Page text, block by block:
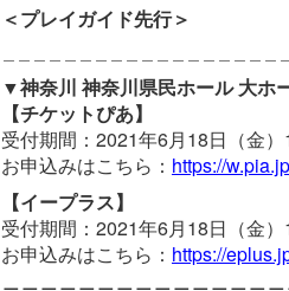
＜プレイガイド先行＞
▼神奈川 神奈川県民ホール 大ホ
【チケットぴあ】
受付期間：2021年6月18日（金
お申込みはこちら： https://
【イープラス】
受付期間：2021年6月18日（金
お申込みはこちら： https://